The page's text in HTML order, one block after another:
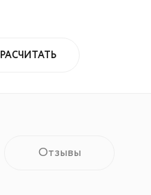
РАСЧИТАТЬ
Отзывы